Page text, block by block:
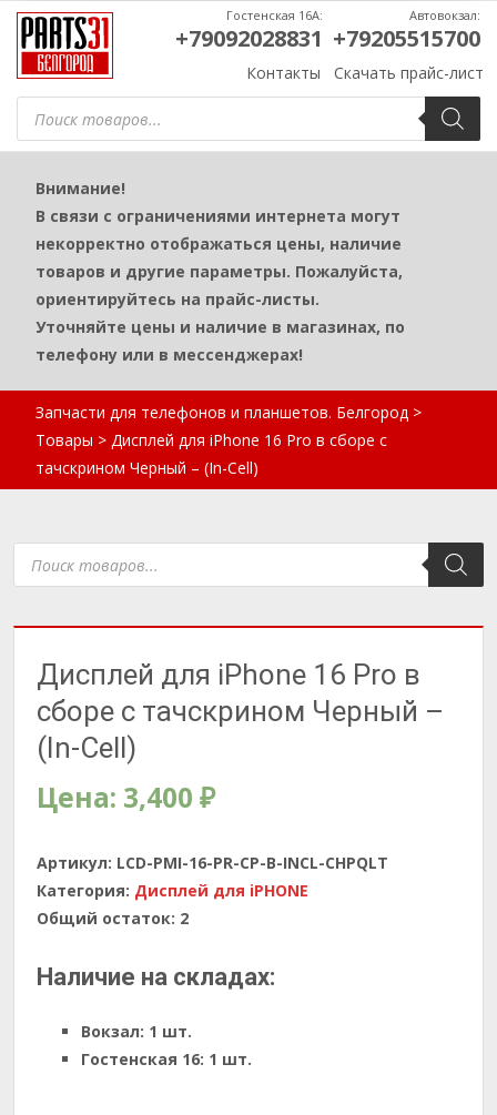
Поиск
товаров
Контакты Скачать прайс-лист
Гостенская 16А:
+79092028831
Автовокзал:
+79205515700
Внимание!
В связи с ограничениями интернета могут
некорректно отображаться цены, наличие
товаров и другие параметры. Пожалуйста,
ориентируйтесь на прайс-листы.
Уточняйте цены и наличие в магазинах, по
телефону или в мессенджерах!
Запчасти для телефонов и планшетов. Белгород >
Товары > Дисплей для iPhone 16 Pro в сборе с
тачскрином Черный – (In-Cell)
Поиск
товаров
Дисплей для iPhone 16 Pro в
сборе с тачскрином Черный –
(In-Cell)
Цена: 3,400 ₽
Артикул: LCD-PMI-16-PR-CP-B-INCL-CHPQLT
Категория: Дисплей для iPHONE
Общий остаток: 2
Наличие на складах:
Вокзал: 1 шт.
Гостенская 16: 1 шт.